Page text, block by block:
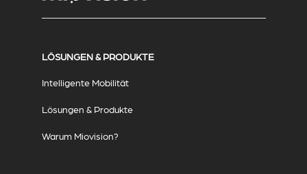
LÖSUNGEN & PRODUKTE
Intelligente Mobilität
Lösungen & Produkte
Warum Miovision?